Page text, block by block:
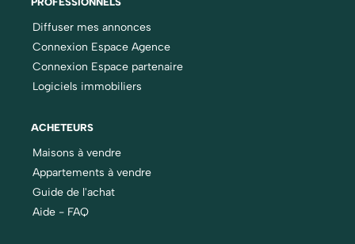
Diffuser mes annonces
Connexion Espace Agence
Connexion Espace partenaire
Logiciels immobiliers
ACHETEURS
Maisons à vendre
Appartements à vendre
Guide de l'achat
Aide - FAQ